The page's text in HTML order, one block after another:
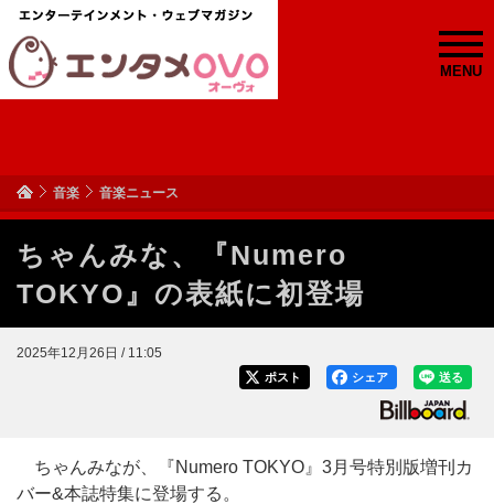
MENU
音楽 音楽ニュース
ちゃんみな、『Numero
TOKYO』の表紙に初登場
2025年12月26日 / 11:05
送る
シェア
ポスト
ちゃんみなが、『Numero TOKYO』3月号特別版増刊カ
バー&本誌特集に登場する。